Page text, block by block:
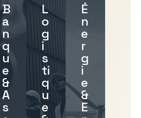
B
a
n
q
u
e
&
A
s
L
o
g
i
s
ti
q
u
e
É
n
e
r
g
i
e
&
E